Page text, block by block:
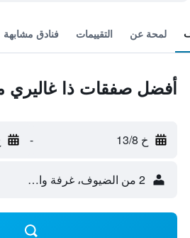
لمحة عن التقييمات فنادق مشابهة
أفضل صفقات ذا غاليري
خ 13/8 -
2 من الضيوف، غرفة واحدة